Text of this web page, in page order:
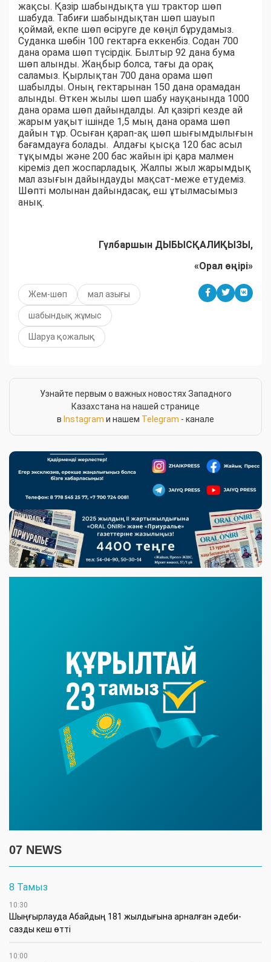
жақсы. Қазір шабындықта үш трактор шөп
шабуда. Табиғи шабындықтан шөп шауып
қоймай, екпе шөп өсіруге де көңіл бұрудамыз.
Суданка шөбін 100 гектарға еккенбіз. Содан 700
дана орама шөп түсірдік. Былтыр 92 дана бума
шөп алынды. Жаңбыр болса, тағы да орақ
саламыз. Қырлықтан 700 дана орама шөп
шабылды. Оның гектарынан 150 дана орамадан
алынды. Өткен жылы шөп шабу науқанында 1000
дана орама шөп дайындалды. Ал қазіргі кезде ай
жарым уақыт ішінде 1,5 мың дана орама шөп
дайын тұр. Осыған қарап-ақ шөп шығымдылығын
бағамдауға болады. Алдағы қысқа 120 бас асыл
тұқымды және 200 бас жайын ірі қара малмен
кіреміз деп жоспарладық. Жалпы жыл жарымдық
мал азығын дайындауды мақсат-меже етудеміз.
Шөпті молынан дайындасақ, еш ұтылмасымыз
анық.
Гүлбаршын ДЫБЫСҚАЛИҚЫЗЫ,
«Орал өңірі»
Жем-шөп мал азығы
шабындық жұмыс
Шаруа қожалық
Узнайте первым о важных новостях Западного
Казахстана на нашей странице
в Instagram и нашем Telegram - канале
07 NEWS
8 Тамыз
10:30
Шыңғырлауда Абайдың 181 жылдығына арналған әдеби-
сазды кеш өтті
10:00